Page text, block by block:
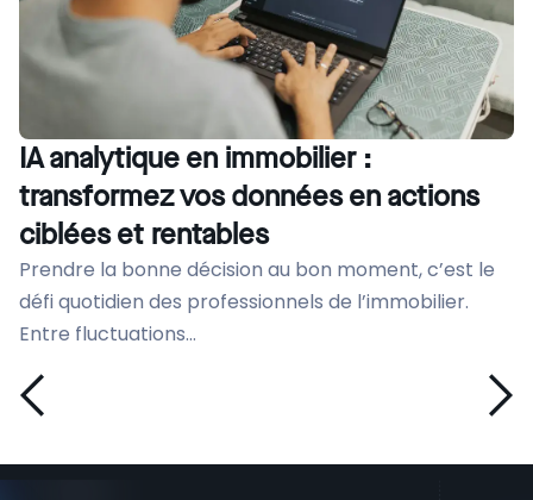
IA analytique en immobilier :
transformez vos données en actions
ciblées et rentables
Prendre la bonne décision au bon moment, c’est le
défi quotidien des professionnels de l’immobilier.
Entre fluctuations...